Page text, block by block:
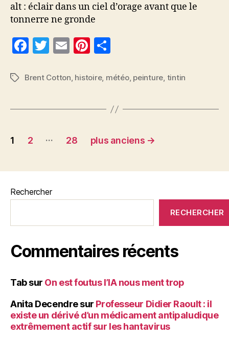
alt : éclair dans un ciel d’orage avant que le
tonnerre ne gronde
F
c
b
o
T
itt
E
ai
Pi
er
t
rt
g
Étiquettes
Brent Cotton, histoire, météo, peinture, tintin
Pagination
publications
1 2 … 28 plus anciens →
Rechercher
RECHERCHER
Commentaires récents
Tabsur On est foutus l’IA nous ment trop
Anita Decendresur Professeur Didier Raoult : il
existe un dérivé d’un médicament antipaludique
extrêmement actif sur les hantavirus